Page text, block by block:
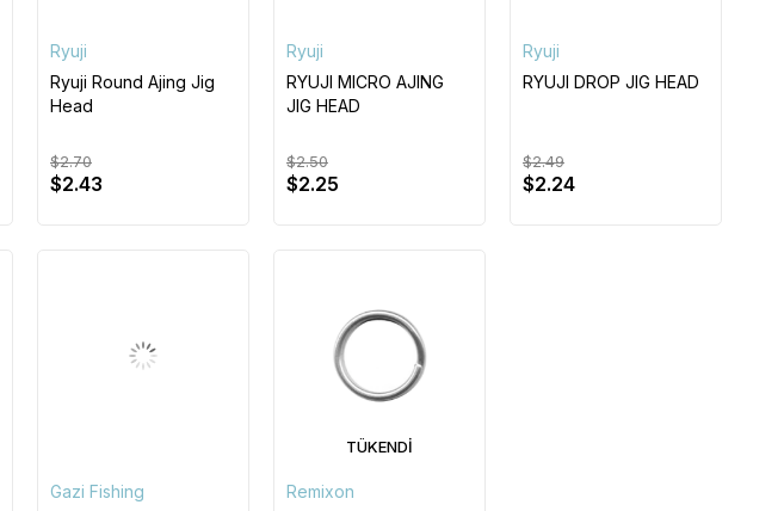
Ryuji
Ryuji Round Ajing Jig
Head
$2.43
$2.70
Ryuji
RYUJI MICRO AJING
JIG HEAD
$2.25
$2.50
Ryuji
RYUJI DROP JIG HEAD
$2.24
$2.49
Gazi Fishing
TÜKENDI
Remixon